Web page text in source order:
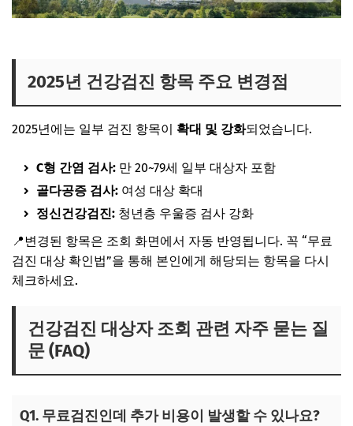
2025년 건강검진 항목 주요 변경점
2025년에는 일부 검진 항목이 확대 및 강화되었습니다.
C형 간염 검사: 만 20~79세 일부 대상자 포함
골다공증 검사: 여성 대상 확대
정신건강검진: 청년층 우울증 검사 강화
📍변경된 항목은 조회 화면에서 자동 반영됩니다. 꼭 “무료
검진 대상 확인법”을 통해 본인에게 해당되는 항목을 다시
체크하세요.
건강검진 대상자 조회 관련 자주 묻는 질
문 (FAQ)
Q1. 무료검진인데 추가 비용이 발생할 수 있나요?